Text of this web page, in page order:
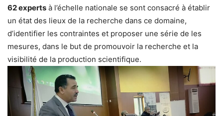
62 experts à l’échelle nationale se sont consacré à établir
un état des lieux de la recherche dans ce domaine,
d’identifier les contraintes et proposer une série de les
mesures, dans le but de promouvoir la recherche et la
visibilité de la production scientifique.